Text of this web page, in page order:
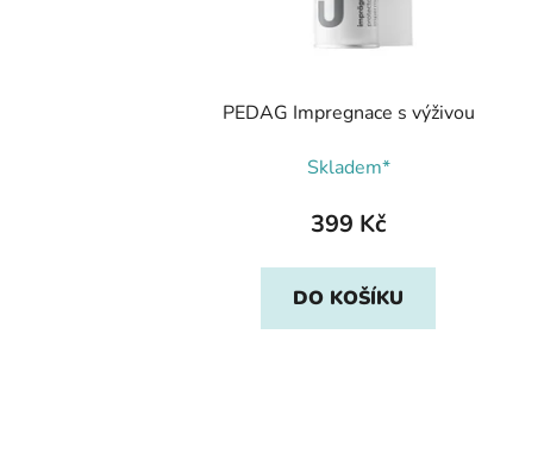
PEDAG Impregnace s výživou
Skladem*
399 Kč
DO KOŠÍKU